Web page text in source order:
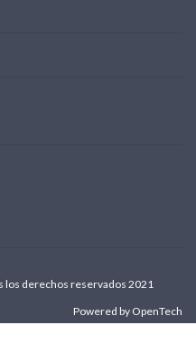
los derechos reservados 2021
Powered by OpenTech